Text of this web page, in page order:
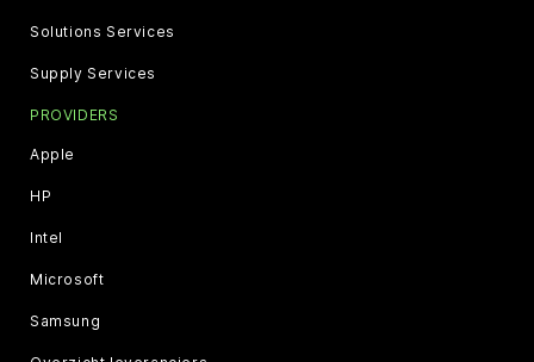
Solutions Services
Supply Services
PROVIDERS
Apple
HP
Intel
Microsoft
Samsung